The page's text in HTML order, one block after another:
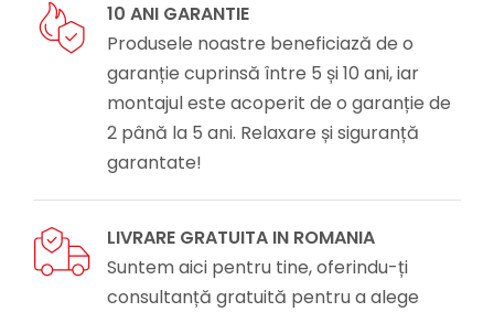
10 ANI GARANTIE
Produsele noastre beneficiază de o
garanție cuprinsă între 5 și 10 ani, iar
montajul este acoperit de o garanție de
2 până la 5 ani. Relaxare și siguranță
garantate!
LIVRARE GRATUITA IN ROMANIA
Suntem aici pentru tine, oferindu-ți
consultanță gratuită pentru a alege